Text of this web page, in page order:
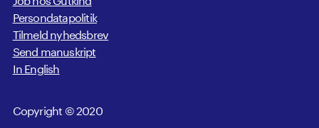
Persondatapolitik
Tilmeld nyhedsbrev
Send manuskript
In English
Copyright © 2020